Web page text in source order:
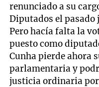
renunciado a su
Diputados el pasado
Pero hacía falta la
puesto como
Cunha pierde ahora
parlamentaria y
justicia ordinaria